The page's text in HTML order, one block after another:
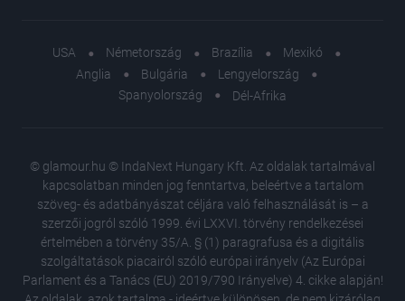
USA Németország Brazília
Mexikó
Anglia
Bulgária
Lengyelország
Spanyolország
Dél-Afrika
© glamour.hu © IndaNext Hungary Kft. Az oldalak tartalmával
kapcsolatban minden jog fenntartva, beleértve a tartalom
szöveg- és adatbányászat céljára való felhasználását is – a
szerzői jogról szóló 1999. évi LXXVI. törvény rendelkezései
értelmében a törvény 35/A. § (1) paragrafusa és a digitális
szolgáltatások piacairól szóló európai irányelv (Az Európai
Parlament és a Tanács (EU) 2019/790 Irányelve) 4. cikke alapján!